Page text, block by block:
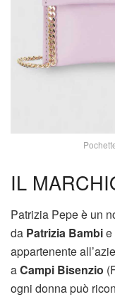
IL
Patrizia Pepe è un
da Patrizia Bambie
appartenente
aCampi Bisenzio
ogni donna può